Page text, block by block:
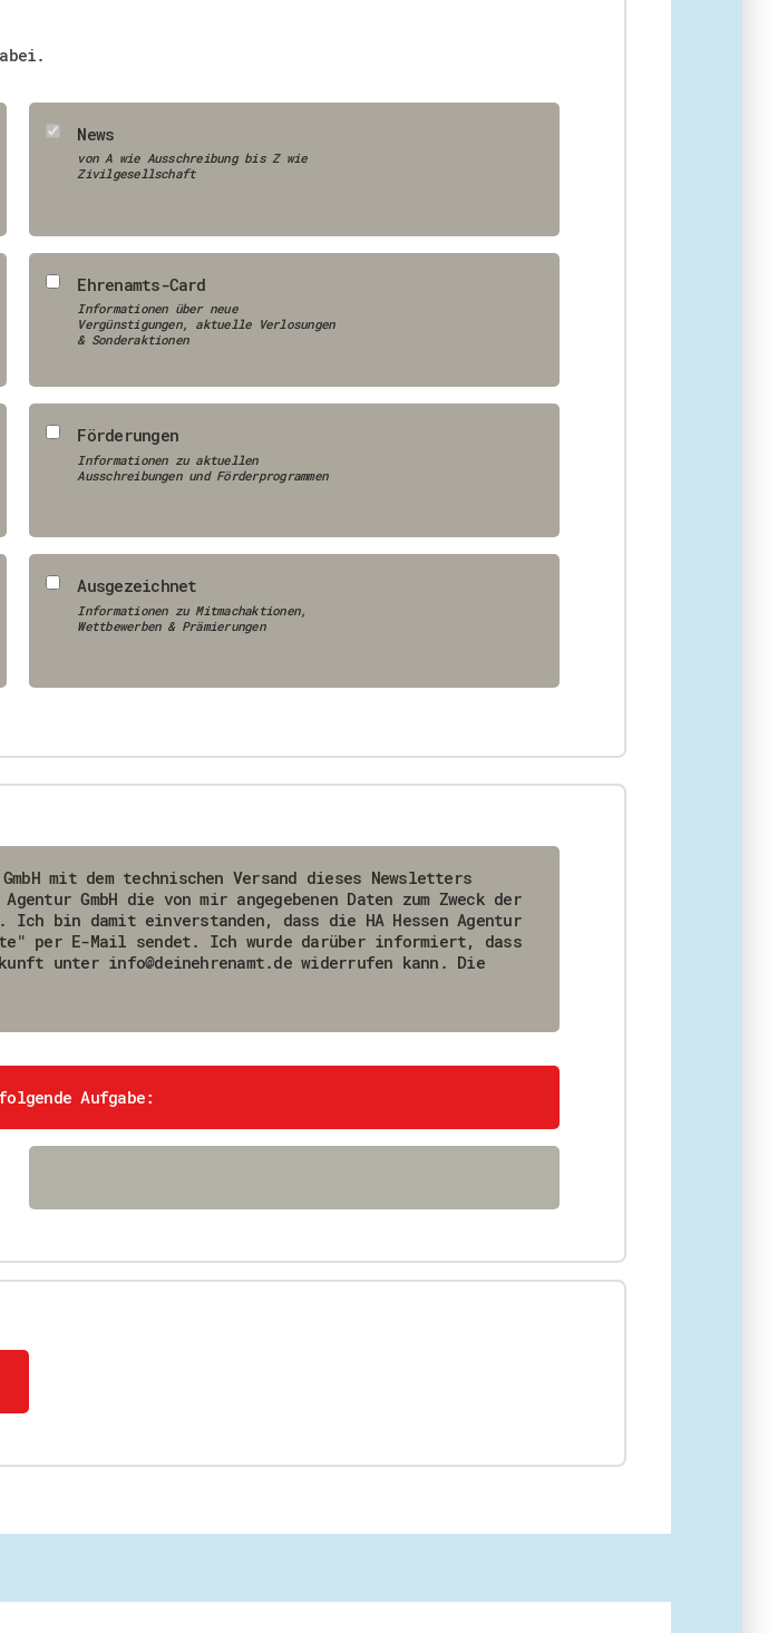
News
von A wie Ausschreibung bis Z wie
Zivilgesellschaft
Ehrenamts-Card
Informationen über neue
Vergünstigungen, aktuelle Verlosungen
& Sonderaktionen
Förderungen
Informationen zu aktuellen
Ausschreibungen und Förderprogrammen
Ausgezeichnet
Informationen zu Mitmachaktionen,
Wettbewerben & Prämierungen
mit dem technischen Versand dieses Newsletters
GmbH die von mir angegebenen Daten zum Zweck der
per E-Mail sendet. Ich wurde darüber informiert, dass
unter info@deinehrenamt.de widerrufen kann. Die
Aufgabe: